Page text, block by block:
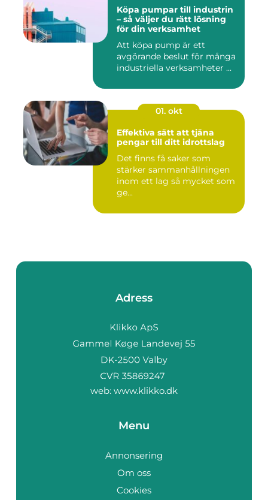
Köpa pumpar till industrin
– så väljer du rätt lösning
för din verksamhet
Att köpa pump är ett
avgörande beslut för många
industriella verksamheter ...
01. okt
Effektiva sätt att tjäna
pengar till ditt idrottslag
Det finns få saker som
stärker sammanhållningen
inom ett lag så mycket som
ge...
Adress
web: www.klikko.dk
Menu
Annonsering
Om oss
Cookies